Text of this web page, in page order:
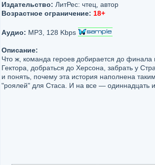
Издательство: ЛитРес: чтец, автор
Возрастное ограничение: 18+
Аудио: MP3, 128 Kbps
Описание:
Что ж, команда героев добирается до финала
Гектора, добраться до Херсона, забрать у
и понять, почему эта история наполнена
"роялей" для Стаса. И на все — одиннадцать